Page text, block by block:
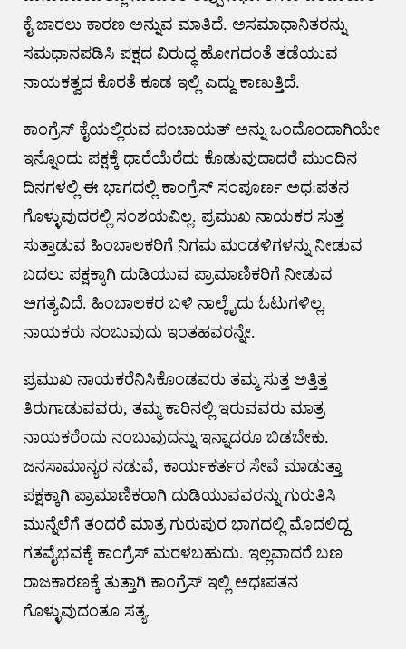
ಕೈ ಜಾರಲು ಕಾರಣ ಅನ್ನುವ ಮಾತಿದೆ. ಅಸಮಾಧಾನಿತರನ್ನು
ಸಮಧಾನಪಡಿಸಿ ಪಕ್ಷದ ವಿರುದ್ಧ ಹೋಗದಂತೆ ತಡೆಯುವ
ನಾಯಕತ್ವದ ಕೊರತೆ ಕೂಡ ಇಲ್ಲಿ ಎದ್ದು ಕಾಣುತ್ತಿದೆ.
ಕಾಂಗ್ರೆಸ್ ಕೈಯಲ್ಲಿರುವ ಪಂಚಾಯತ್ ಅನ್ನು ಒಂದೊಂದಾಗಿಯೇ
ಇನ್ನೊಂದು ಪಕ್ಷಕ್ಕೆ ಧಾರೆಯೆರೆದು ಕೊಡುವುದಾದರೆ ಮುಂದಿನ
ದಿನಗಳಲ್ಲಿ ಈ ಭಾಗದಲ್ಲಿ ಕಾಂಗ್ರೆಸ್ ಸಂಪೂರ್ಣ ಅಧ:ಪತನ
ಗೊಳ್ಳುವುದರಲ್ಲಿ ಸಂಶಯವಿಲ್ಲ. ಪ್ರಮುಖ ನಾಯಕರ ಸುತ್ತ
ಸುತ್ತಾಡುವ ಹಿಂಬಾಲಕರಿಗೆ ನಿಗಮ ಮಂಡಳಿಗಳನ್ನು ನೀಡುವ
ಬದಲು ಪಕ್ಷಕ್ಕಾಗಿ ದುಡಿಯುವ ಪ್ರಾಮಾಣಿಕರಿಗೆ ನೀಡುವ
ಅಗತ್ಯವಿದೆ. ಹಿಂಬಾಲಕರ ಬಳಿ ನಾಲ್ಕೈದು ಓಟುಗಳಿಲ್ಲ.
ನಾಯಕರು ನಂಬುವುದು ಇಂತಹವರನ್ನೇ.
ಪ್ರಮುಖ ನಾಯಕರೆನಿಸಿಕೊಂಡವರು ತಮ್ಮ ಸುತ್ತ ಅತ್ತಿತ್ತ
ತಿರುಗಾಡುವವರು, ತಮ್ಮ ಕಾರಿನಲ್ಲಿ ಇರುವವರು ಮಾತ್ರ
ನಾಯಕರೆಂದು ನಂಬುವುದನ್ನು ಇನ್ನಾದರೂ ಬಿಡಬೇಕು.
ಜನಸಾಮಾನ್ಯರ ನಡುವೆ, ಕಾರ್ಯಕರ್ತರ ಸೇವೆ ಮಾಡುತ್ತಾ
ಪಕ್ಷಕ್ಕಾಗಿ ಪ್ರಾಮಾಣಿಕರಾಗಿ ದುಡಿಯುವವರನ್ನು ಗುರುತಿಸಿ
ಮುನ್ನೆಲೆಗೆ ತಂದರೆ ಮಾತ್ರ ಗುರುಪುರ ಭಾಗದಲ್ಲಿ ಮೊದಲಿದ್ದ
ಗತವೈಭವಕ್ಕೆ ಕಾಂಗ್ರೆಸ್ ಮರಳಬಹುದು. ಇಲ್ಲವಾದರೆ ಬಣ
ರಾಜಕಾರಣಕ್ಕೆ ತುತ್ತಾಗಿ ಕಾಂಗ್ರೆಸ್ ಇಲ್ಲಿ ಅಧಃಪತನ
ಗೊಳ್ಳುವುದಂತೂ ಸತ್ಯ.